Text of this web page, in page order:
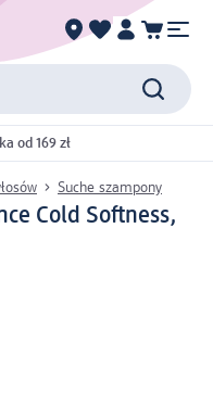
od 169 zł
Suche szampony
Cold Softness,